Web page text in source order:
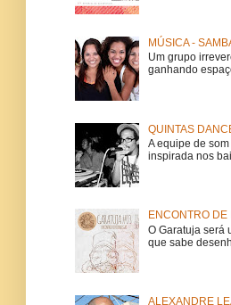
MÚSICA -
Um grupo
ganhando
QUINTAS
A equipe de
inspirada nos
ENCONTRO DE
O Garatuja será
que sabe
ALEXANDRE